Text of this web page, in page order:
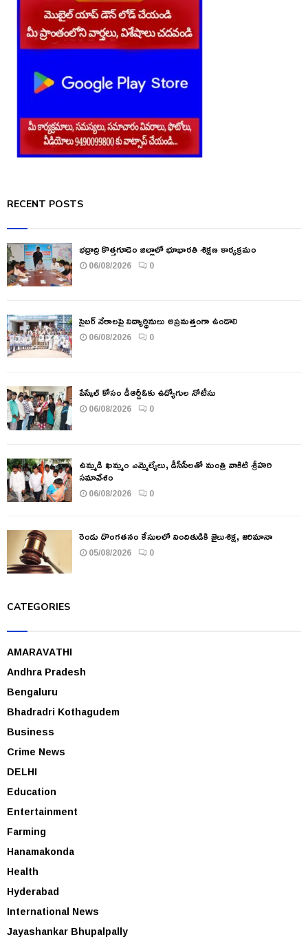
RECENT POSTS
భద్రాద్రి కొత్తగూడెం జిల్లాలో భూభారతి శిక్షణ కార్యక్రమం
06/08/2026 0
సైబర్ నేరాలపై విద్యార్థినులు అప్రమత్తంగా ఉండాలి
06/08/2026 0
పేస్కేల్ కోసం డీఆర్డీఓకు ఉద్యోగుల నోటీసు
06/08/2026 0
ఉమ్మడి ఖమ్మం ఎమ్మెల్యేలు, డీసీసీలతో మంత్రి వాకిటి శ్రీహరి
సమావేశం
06/08/2026 0
రెండు దొంగతనం కేసులలో నిందితుడికి జైలుశిక్ష, జరిమానా
05/08/2026 0
CATEGORIES
AMARAVATHI
Andhra Pradesh
Bengaluru
Bhadradri Kothagudem
Business
Crime News
DELHI
Education
Entertainment
Farming
Hanamakonda
Health
Hyderabad
International News
Jayashankar Bhupalpally